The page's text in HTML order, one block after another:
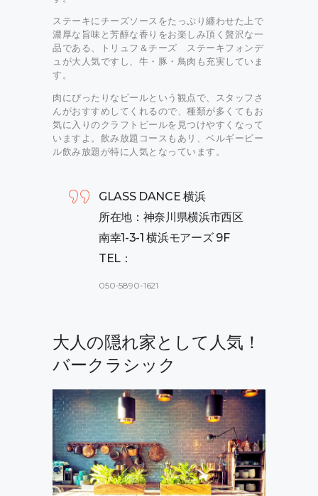
ステーキにチーズソースをたっぷり纏わせた上で
濃厚な旨味と芳醇な香りをお楽しみ頂く贅沢な一
品である、トリュフ＆チーズ ステーキフォンデ
ュが大人気ですし、牛・豚・鳥肉も充実していま
す。
肉にぴったりなビールという観点で、スタッフさ
んがおすすめしてくれるので、種類が多くてもお
気に入りのクラフトビールを見つけやすくなって
いますよ。飲み放題コースもあリ、ベルギービー
ル飲み放題が特に人気となっています。
GLASS DANCE 横浜
所在地：神奈川県横浜市西区
南幸1-3-1 横浜モアーズ 9F
TEL：
050-5890-1621
大人の隠れ家として人気！
バークラシック